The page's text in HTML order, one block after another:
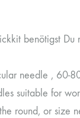
benötigst Du
needle , 60-
suitable for
round, or size